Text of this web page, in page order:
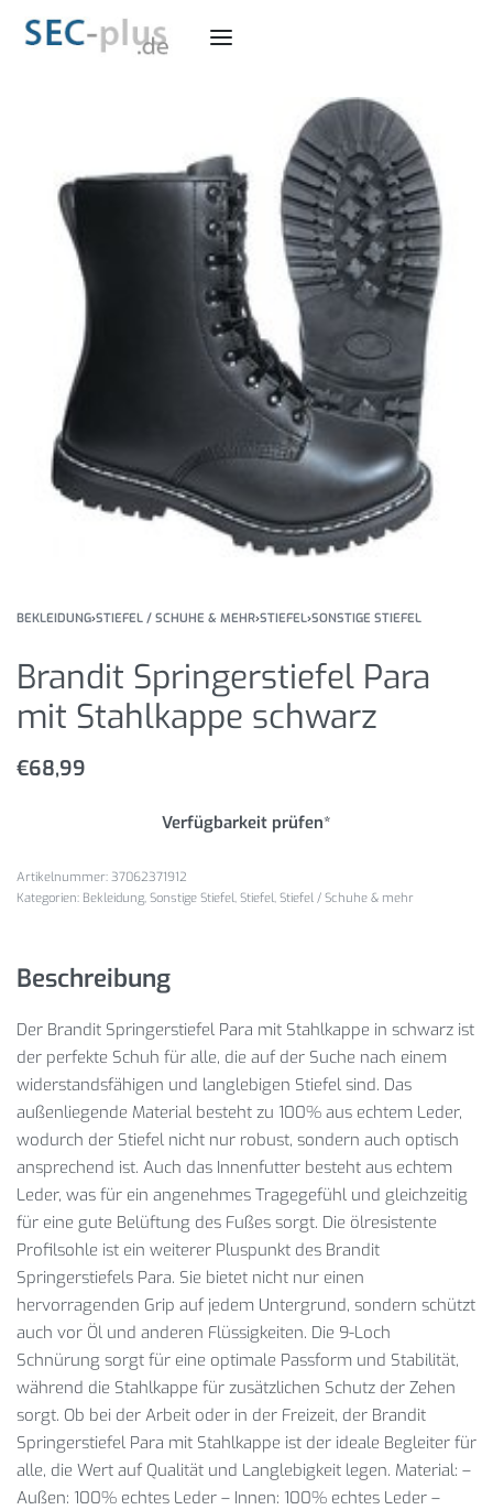
BEKLEIDUNG›STIEFEL / SCHUHE & MEHR›STIEFEL›SONSTIGE STIEFEL
Brandit Springerstiefel Para
mit Stahlkappe schwarz
€68,99
Verfügbarkeit prüfen*
37062371912
Kategorien: Bekleidung, Sonstige Stiefel, Stiefel, Stiefel / Schuhe & mehr
Beschreibung
Der Brandit Springerstiefel Para mit Stahlkappe in schwarz ist
der perfekte Schuh für alle, die auf der Suche nach einem
widerstandsfähigen und langlebigen Stiefel sind. Das
außenliegende Material besteht zu 100% aus echtem Leder,
wodurch der Stiefel nicht nur robust, sondern auch optisch
ansprechend ist. Auch das Innenfutter besteht aus echtem
Leder, was für ein angenehmes Tragegefühl und gleichzeitig
für eine gute Belüftung des Fußes sorgt. Die ölresistente
Profilsohle ist ein weiterer Pluspunkt des Brandit
Springerstiefels Para. Sie bietet nicht nur einen
hervorragenden Grip auf jedem Untergrund, sondern schützt
auch vor Öl und anderen Flüssigkeiten. Die 9-Loch
Schnürung sorgt für eine optimale Passform und Stabilität,
während die Stahlkappe für zusätzlichen Schutz der Zehen
sorgt. Ob bei der Arbeit oder in der Freizeit, der Brandit
Springerstiefel Para mit Stahlkappe ist der ideale Begleiter für
alle, die Wert auf Qualität und Langlebigkeit legen. Material: –
Außen: 100% echtes Leder – Innen: 100% echtes Leder –